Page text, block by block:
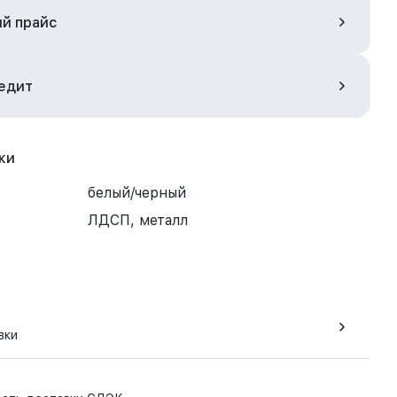
прайс
белый/черный
ЛДСП, металл